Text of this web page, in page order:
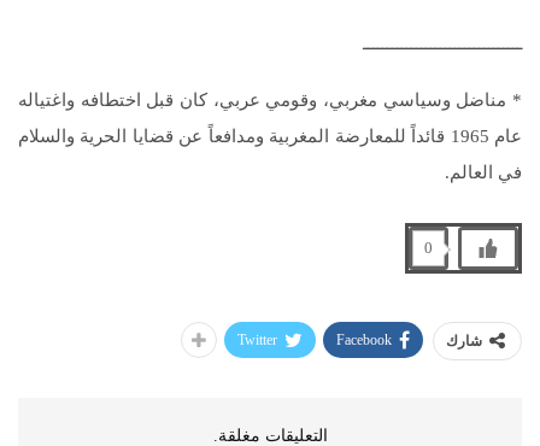
ـــــــــــــــــــــــــــــــــ
* مناضل وسياسي مغربي، وقومي عربي، كان قبل اختطافه واغتياله
عام 1965 قائداً للمعارضة المغربية ومدافعاً عن قضايا الحرية والسلام
في العالم.
0
شارك Facebook
Twitter
التعليقات مغلقة.